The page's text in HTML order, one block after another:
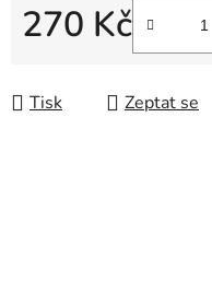
270 Kč
Tisk Zeptat se